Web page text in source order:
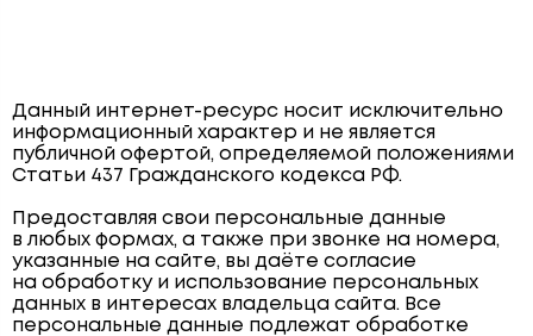
Данный интернет-ресурс носит исключительно
информационный характер и не является
публичной офертой, определяемой положениями
Статьи 437 Гражданского кодекса РФ.
Предоставляя свои персональные данные
в любых формах, а также при звонке на номера,
указанные на сайте, вы даёте согласие
на обработку и использование персональных
данных в интересах владельца сайта. Все
персональные данные подлежат обработке